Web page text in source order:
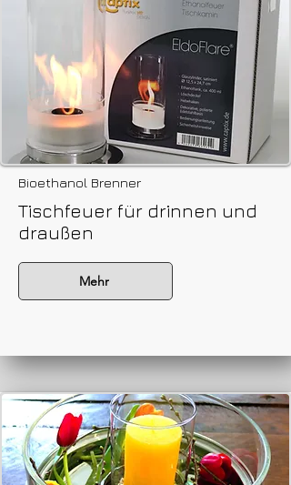
Bioethanol Brenner
Tischfeuer für drinnen und
draußen
Mehr